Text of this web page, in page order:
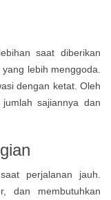
saat diberikan
lebih menggoda.
dengan ketat. Oleh
sajiannya dan
perjalanan jauh.
dan membutuhkan